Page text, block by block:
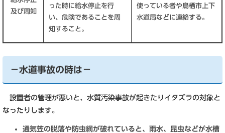
及び周知
った時に給水停止を行
い、危険であることを周
知すること。
使っている者や鳥栖市上下
水道局などに連絡する。
－水道事故の時は－
設置者の管理が悪いと、水質汚染事故が起きたりイタズラの対象と
なったりします。
通気笠の脱落や防虫網が破れていると、雨水、昆虫などが水槽